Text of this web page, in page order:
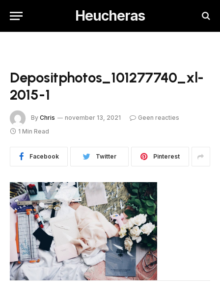
Heucheras
Depositphotos_101277740_xl-
2015-1
By Chris november 13, 2021
Geen reacties
1 Min Read
Facebook Twitter Pinterest